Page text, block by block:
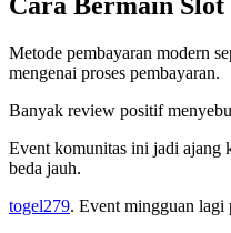
Metode pembayaran modern
mengenai proses pembayaran.
Banyak review positif
Event komunitas ini jadi ajang
beda jauh.
togel279. Event mingguan lagi